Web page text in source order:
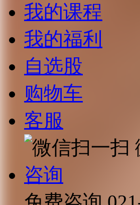
我的课程
我的福利
自选股
购物车
客服
咨询